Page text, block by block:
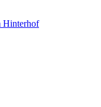
Hinterhof